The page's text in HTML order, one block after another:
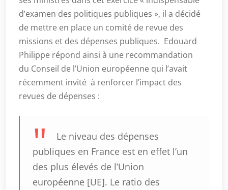
d’examen des politiques publiques », il a décidé
de mettre en place un comité de revue des
missions et des dépenses publiques. Edouard
Philippe répond ainsi à une recommandation
du Conseil de l’Union européenne qui l’avait
récemment invité à renforcer l’impact des
revues de dépenses :
Le niveau des dépenses
publiques en France est en effet l’un
des plus élevés de l’Union
européenne [UE]. Le ratio des